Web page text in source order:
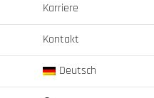
Karriere
Kontakt
Deutsch